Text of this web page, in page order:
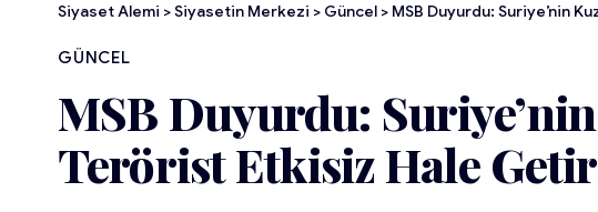
Siyaset Alemi >Siyasetin Merkezi > Güncel > MSB Duyurdu: Suriye’nin
GÜNCEL
MSB Duyurdu:
Terörist Etkisiz Hale